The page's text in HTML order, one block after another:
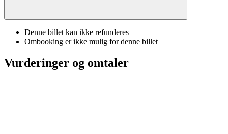
Denne billet kan ikke refunderes
Ombooking er ikke mulig for denne billet
Vurderinger og omtaler